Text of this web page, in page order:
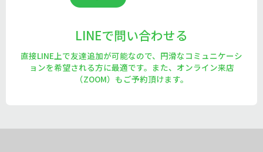
LINEで問い合わせる
直接LINE上で友達追加が可能なので、円滑なコミュニケーシ
ョンを希望される方に最適です。また、オンライン来店
（ZOOM）もご予約頂けます。